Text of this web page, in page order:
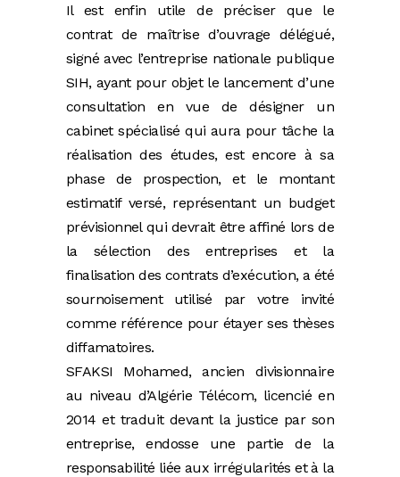
Il est enfin utile de préciser que le
contrat de maîtrise d’ouvrage délégué,
signé avec l’entreprise nationale publique
SIH, ayant pour objet le lancement d’une
consultation en vue de désigner un
cabinet spécialisé qui aura pour tâche la
réalisation des études, est encore à sa
phase de prospection, et le montant
estimatif versé, représentant un budget
prévisionnel qui devrait être affiné lors de
la sélection des entreprises et la
finalisation des contrats d’exécution, a été
sournoisement utilisé par votre invité
comme référence pour étayer ses thèses
diffamatoires.
SFAKSI Mohamed, ancien divisionnaire
au niveau d’Algérie Télécom, licencié en
2014 et traduit devant la justice par son
entreprise, endosse une partie de la
responsabilité liée aux irrégularités et à la